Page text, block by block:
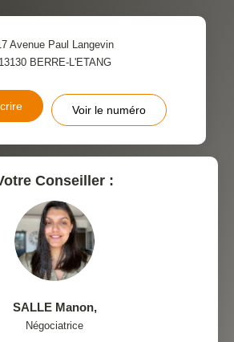
Avenue Paul Langevin
13130 BERRE-L'ETANG
Voir le numéro
Conseiller :
SALLE Manon,
Négociatrice